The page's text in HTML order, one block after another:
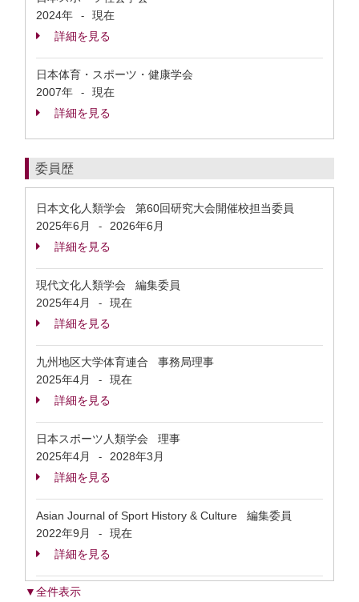
2024年
-
現在
詳細を見る
日本体育・スポーツ・健康学会
2007年
-
現在
詳細を見る
委員歴
日本文化人類学会 第60回研究大会開催校担当委員
2025年6月
-
2026年6月
詳細を見る
現代文化人類学会 編集委員
2025年4月
-
現在
詳細を見る
九州地区大学体育連合 事務局理事
2025年4月
-
現在
詳細を見る
日本スポーツ人類学会 理事
2025年4月
-
2028年3月
詳細を見る
Asian Journal of Sport History & Culture 編集委員
2022年9月
-
現在
詳細を見る
▼全件表示